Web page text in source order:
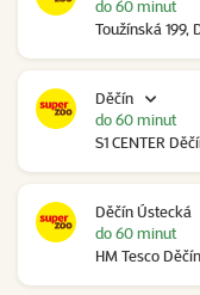
Toužínská 199,
do 60 minut
Děčín
S1 CENTER
do 60 minut
Děčín Ústecká
HM Tesco
do 60 minut